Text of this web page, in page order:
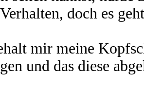
doch es
mir meine
und das diese